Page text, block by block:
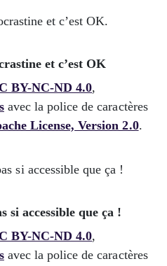
et c’est OK
BY-NC-ND 4.0,
avec la police de caractères
License, Version 2.0.
si accessible que ça !
BY-NC-ND 4.0,
avec la police de caractères